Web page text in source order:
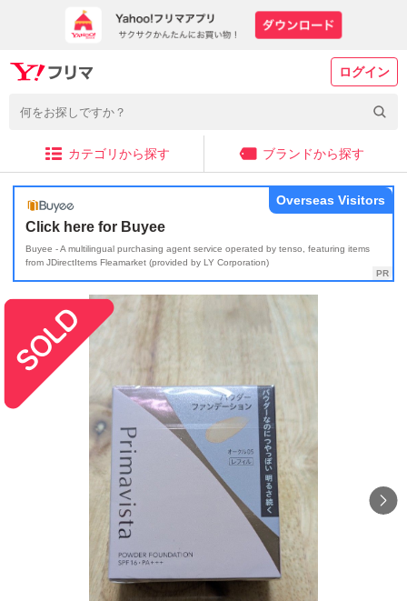
ログイン
カテゴリから探す ブランドから探す
Click here for Buyee
Buyee - A multilingual purchasing agent service operated by tenso, featuring items
from JDirectItems Fleamarket (provided by LY Corporation)
Overseas Visitors